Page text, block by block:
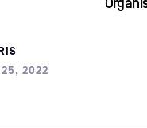
25, 2022